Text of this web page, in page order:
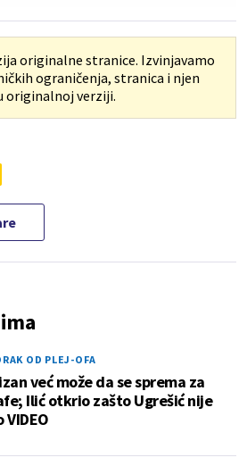
originalne stranice. Izvinjavamo
ograničenja, stranica i njen
originalnoj verziji.
OD PLEJ-OFA
već može da se sprema za
Ilić otkrio zašto Ugrešić nije
VIDEO